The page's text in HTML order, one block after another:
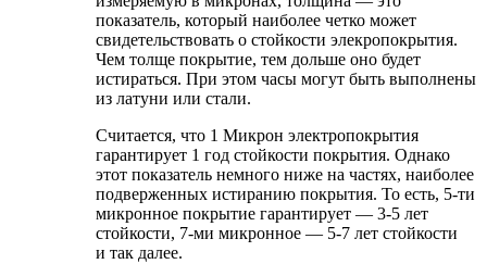
показатель, который наиболее четко может
свидетельствовать о стойкости элекропокрытия.
Чем толще покрытие, тем дольше оно будет
истираться. При этом часы могут быть выполнены
из латуни или стали.
Считается, что 1 Микрон электропокрытия
гарантирует 1 год стойкости покрытия. Однако
этот показатель немного ниже на частях, наиболее
подверженных истиранию покрытия. То есть, 5-ти
микронное покрытие гарантирует — 3-5 лет
стойкости, 7-ми микронное — 5-7 лет стойкости
и так далее.